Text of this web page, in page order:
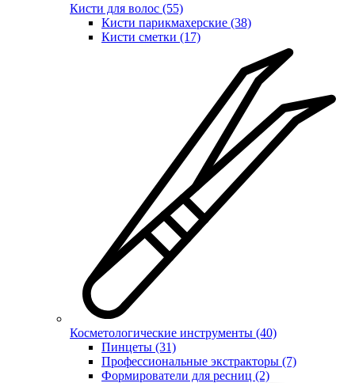
Кисти для волос (55)
Кисти парикмахерские (38)
Кисти сметки (17)
Косметологические инструменты (40)
Пинцеты (31)
Профессиональные экстракторы (7)
Формирователи для ресниц (2)